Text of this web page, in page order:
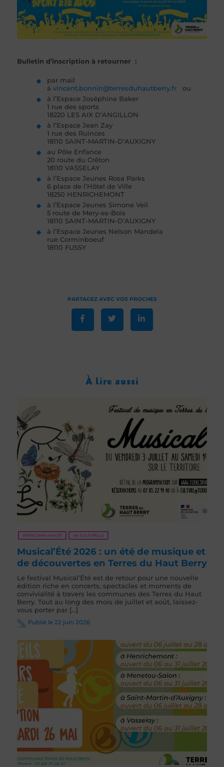
Bulletin d’inscription à retourner :
par mail
à vincent.bonnin@terresduhautberry.fr ou
à l’Espace Joséphine Baker
1 rue des sports
18220 LES AIX D’ANGILLON
à l’Espace Jean Zay
1 rue des Ruinces
18110 SAINT-MARTIN-D’AUXIGNY
au Pôle Enfance
20 route du Crêton
18110 VASSELAY
à l’Espace Jeunes Rosa Parks
6 place de l’Hôtel de Ville
18250 HENRICHEMONT
à l’Espace Jeunes Simone Veil
5 route de Mery-es-Bois
18110 SAINT-MARTIN-D’AUXIGNY
à l’Espace Jeunes Nelson Mandela
rue Corminboeuf
18110 FUSSY
À lire aussi
INTERCOMMUNALITÉ VIE CULTURELLE
Musical’Été 2026 : un été de musique et
de découvertes en Terres du Haut Berry
Le festival Musical’Été est de retour pour une nouvelle
édition riche en concerts, spectacles et moments de
convivialité à travers les communes des Terres du Haut
Berry. Tout au long des mois de juillet et août, laissez-
vous porter par [...]
Publié le 22 juin 2026